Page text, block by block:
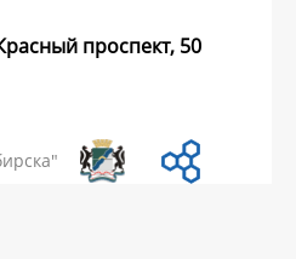
проспект, 50